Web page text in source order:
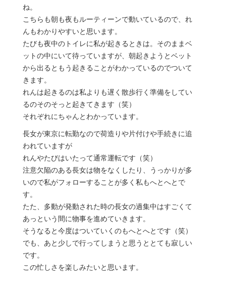
ね。
こちらも朝も夜もルーティーンで動いているので、れ
んもわかりやすいと思います。
たびも夜中のトイレに私が起きるときは。そのままベ
ットの中にいて待っていますが、朝起きようとベット
から出るともう起きることがわかっているのでついて
きます。
れんは起きるのは私よりも遅く散歩行く準備をしてい
るのそのそっと起きてきます（笑）
それぞれにちゃんとわかっています。
長女が東京に転勤なので荷造りや片付けや手続きに追
われていますが
れんやたびはいたって通常運転です（笑）
注意欠陥のある長女は物をなくしたり、うっかりが多
いので私がフォローすることが多く私もへとへとで
す。
たた、多動が発動された時の長女の過集中はすごくて
あっという間に物事を進めていきます。
そうなると今度はついていくのもへとへとです（笑）
でも、あと少しで行ってしまうと思うととても寂しい
です。
この忙しさを楽しみたいと思います。